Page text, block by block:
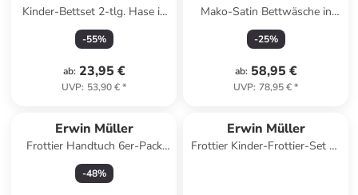
Kinder-Bettset 2-tlg. Hase in
weiß
-55%
ab: 23,95 €
UVP: 53,90 €*
Mako-Satin Bettwäsche in
blau
-25%
ab: 58,95 €
UVP: 78,95 €*
Erwin Müller
Frottier Handtuch 6er-Pack
Mannheim in anthrazit
-48%
Erwin Müller
Frottier Kinder-Frottier-Set 3-